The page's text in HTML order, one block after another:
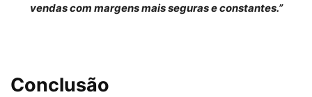
vendas com margens mais seguras e constantes.”
Conclusão